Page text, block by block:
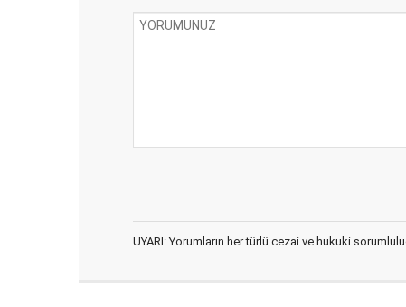
UYARI: Yorumların her türlü cezai ve hukuki